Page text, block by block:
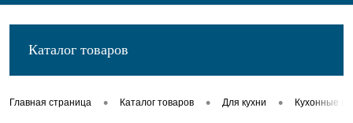
Каталог товаров
Главная страница • Каталог товаров • Для кухни • Кухонные